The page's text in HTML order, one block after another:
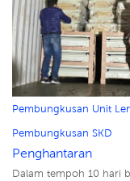
Pembungkusan Unit
Pembungkusan SKD
Penghantaran
Dalam tempoh 10 hari